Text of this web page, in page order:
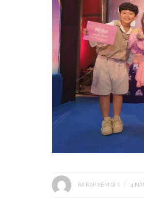
RA RẠP XEM GÌ ? 4